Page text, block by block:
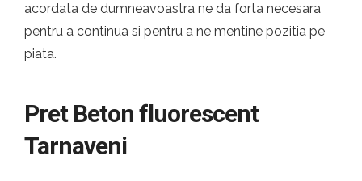
acordata de dumneavoastra ne da forta necesara
pentru a continua si pentru a ne mentine pozitia pe
piata.
Pret Beton fluorescent
Tarnaveni